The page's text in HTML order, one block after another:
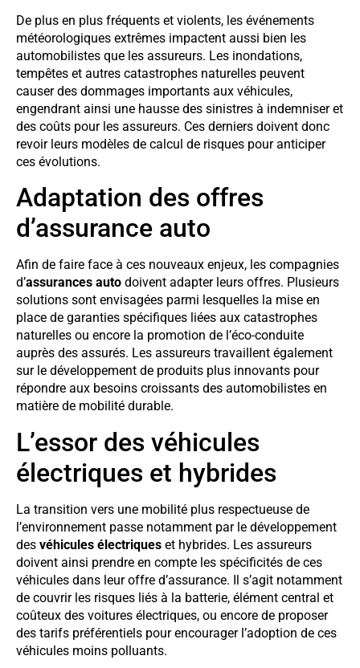
De plus en plus fréquents et violents, les événements
météorologiques extrêmes impactent aussi bien les
automobilistes que les assureurs. Les inondations,
tempêtes et autres catastrophes naturelles peuvent
causer des dommages importants aux véhicules,
engendrant ainsi une hausse des sinistres à indemniser et
des coûts pour les assureurs. Ces derniers doivent donc
revoir leurs modèles de calcul de risques pour anticiper
ces évolutions.
Adaptation des offres
d’assurance auto
Afin de faire face à ces nouveaux enjeux, les compagnies
d’assurances auto doivent adapter leurs offres. Plusieurs
solutions sont envisagées parmi lesquelles la mise en
place de garanties spécifiques liées aux catastrophes
naturelles ou encore la promotion de l’éco-conduite
auprès des assurés. Les assureurs travaillent également
sur le développement de produits plus innovants pour
répondre aux besoins croissants des automobilistes en
matière de mobilité durable.
L’essor des véhicules
électriques et hybrides
La transition vers une mobilité plus respectueuse de
l’environnement passe notamment par le développement
des véhicules électriques et hybrides. Les assureurs
doivent ainsi prendre en compte les spécificités de ces
véhicules dans leur offre d’assurance. Il s’agit notamment
de couvrir les risques liés à la batterie, élément central et
coûteux des voitures électriques, ou encore de proposer
des tarifs préférentiels pour encourager l’adoption de ces
véhicules moins polluants.